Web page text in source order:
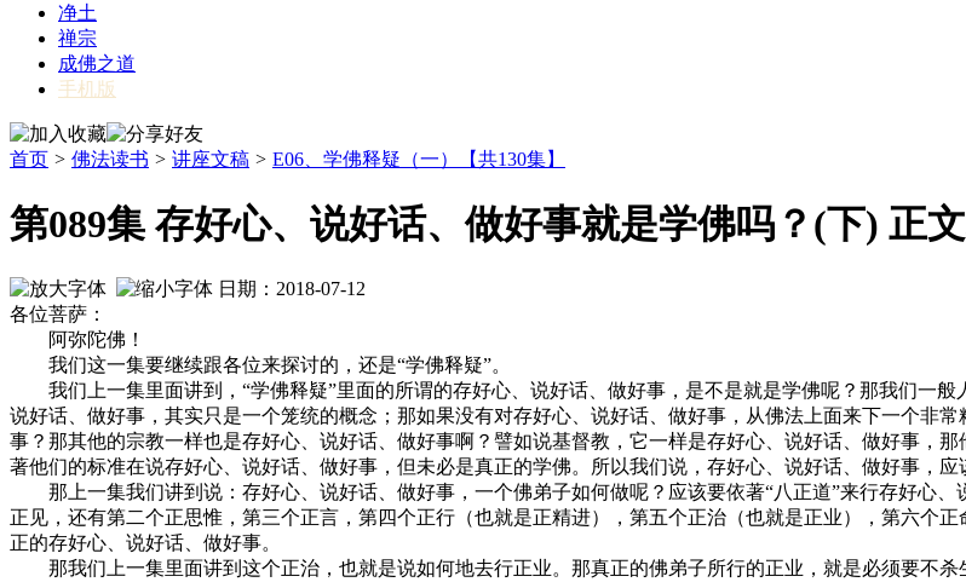
净土
禅宗
成佛之道
手机版
首页 > 佛法读书 > 讲座文稿 > E06、学佛释疑（一）【共130集】
第089集 存好心、说好话、做好事就是学佛吗？(下) 正
日期：2018-07-12
各位菩萨：
阿弥陀佛！
我们这一集要继续跟各位来探讨的，还是“学佛释疑”。
我们上一集里面讲到，“学佛释疑”里面的所谓的存好心、说好话、做好事，是不是就是学佛呢？那我们一般
说好话、做好事，其实只是一个笼统的概念；那如果没有对存好心、说好话、做好事，从佛法上面来下一个非
事？那其他的宗教一样也是存好心、说好话、做好事啊？譬如说基督教，它一样是存好心、说好话、做好事，
著他们的标准在说存好心、说好话、做好事，但未必是真正的学佛。所以我们说，存好心、说好话、做好事，应
那上一集我们讲到说：存好心、说好话、做好事，一个佛弟子如何做呢？应该要依著“八正道”来行存好心、
正见，还有第二个正思惟，第三个正言，第四个正行（也就是正精进），第五个正治（也就是正业），第六个
正的存好心、说好话、做好事。
那我们上一集里面讲到这个正治，也就是说如何地去行正业。那真正的佛弟子所行的正业，就是必须要不杀